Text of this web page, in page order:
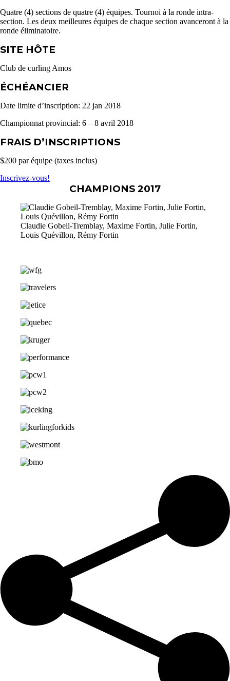
Quatre (4) sections de quatre (4) équipes. Tournoi à la ronde intra-
section. Les deux meilleures équipes de chaque section avanceront à la
ronde éliminatoire.
SITE HÔTE
Club de curling Amos
ÉCHÉANCIER
Date limite d’inscription: 22 jan 2018
Championnat provincial: 6 – 8 avril 2018
FRAIS D’INSCRIPTIONS
$200 par équipe (taxes inclus)
Inscrivez-vous!
CHAMPIONS 2017
Claudie Gobeil-Tremblay, Maxime Fortin, Julie Fortin,
Louis Quévillon, Rémy Fortin